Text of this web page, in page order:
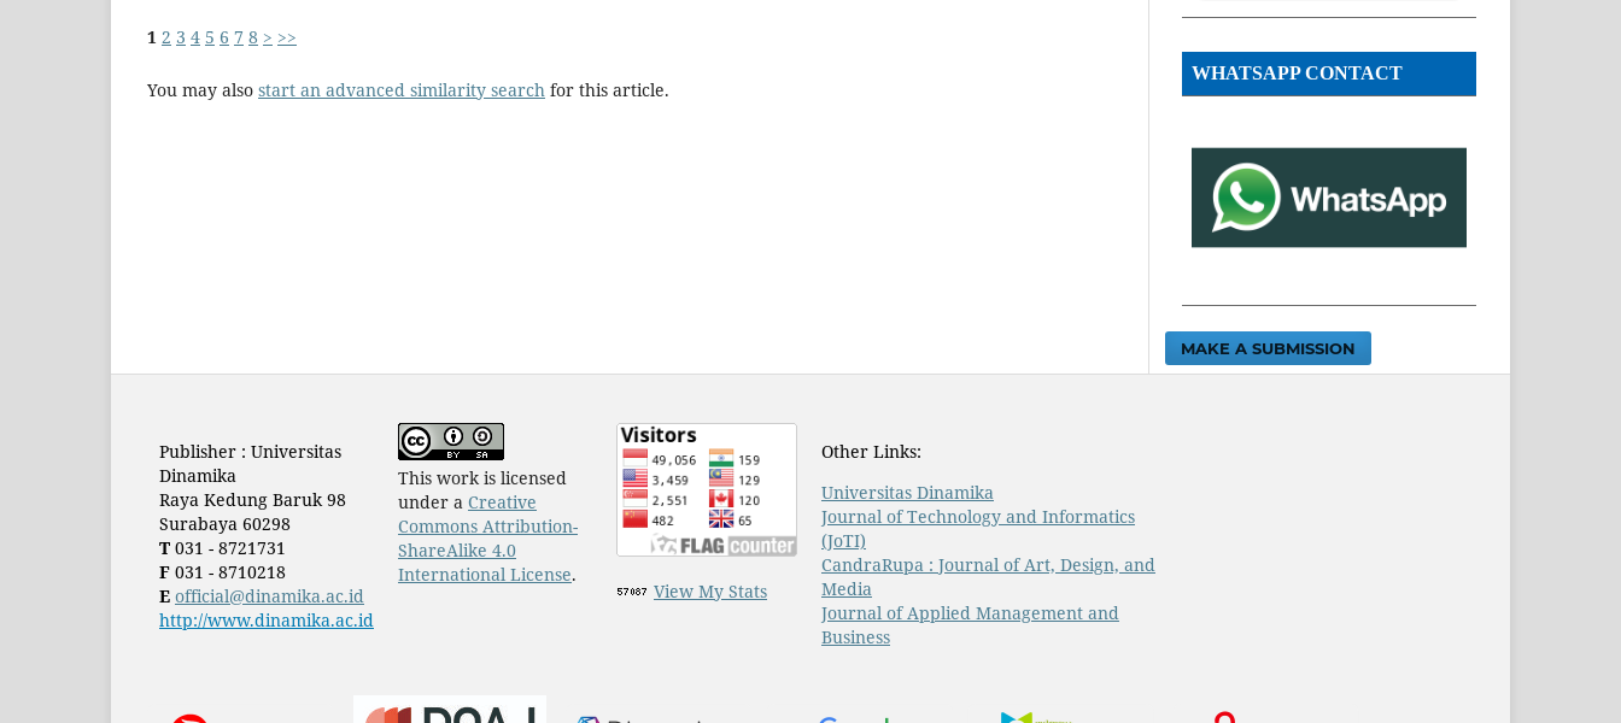
1 2 3 4 5 6 7 8 > >>
You may also start an advanced similarity search for this article.
WHATSAPP CONTACT
MAKE A SUBMISSION
Publisher : Universitas
Dinamika
Raya Kedung Baruk 98
Surabaya 60298
T 031 - 8721731
F 031 - 8710218
E official@dinamika.ac.id
http://www.dinamika.ac.id
This work is licensed
under a Creative
Commons Attribution-
ShareAlike 4.0
International License.
View My Stats
Other Links:
Universitas Dinamika
Journal of Technology and Informatics
(JoTI)
CandraRupa : Journal of Art, Design, and
Media
Journal of Applied Management and
Business